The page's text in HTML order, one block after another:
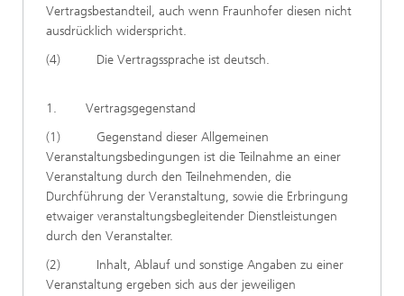
Vertragsbestandteil, auch wenn Fraunhofer diesen nicht
ausdrücklich widerspricht.
(4) Die Vertragssprache ist deutsch.
1. Vertragsgegenstand
(1) Gegenstand dieser Allgemeinen
Veranstaltungsbedingungen ist die Teilnahme an einer
Veranstaltung durch den Teilnehmenden, die
Durchführung der Veranstaltung, sowie die Erbringung
etwaiger veranstaltungsbegleitender Dienstleistungen
durch den Veranstalter.
(2) Inhalt, Ablauf und sonstige Angaben zu einer
Veranstaltung ergeben sich aus der jeweiligen